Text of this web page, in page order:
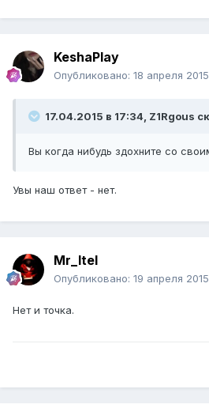
KeshaPlay
Опубликовано: 18 апреля 2015
17.04.2015 в 17:34, Z1Rgous
Вы когда нибудь здохните со
Увы наш ответ - нет.
Mr_Itel
Опубликовано: 19 апреля 2015
Нет и точка.